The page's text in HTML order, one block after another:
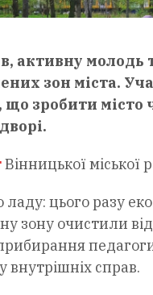
активну
зон міста.
зробити
Вінницької міської
цього разу
очистили від
внутрішніх справ.